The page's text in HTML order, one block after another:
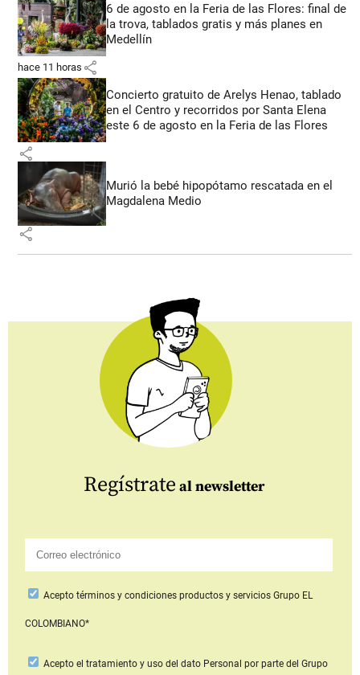
6 de agosto en la Feria de las Flores: final de
la trova, tablados gratis y más planes en
Medellín
hace 11 horas share
Concierto gratuito de Arelys Henao, tablado
en el Centro y recorridos por Santa Elena
este 6 de agosto en la Feria de las Flores
share
Murió la bebé hipopótamo rescatada en el
Magdalena Medio
share
Regístrate al newsletter
Aceptotérminos y condiciones productos y serviciosGrupo EL
COLOMBIANO*
Acepto el tratamiento y uso del dato Personal por parte del Grupo